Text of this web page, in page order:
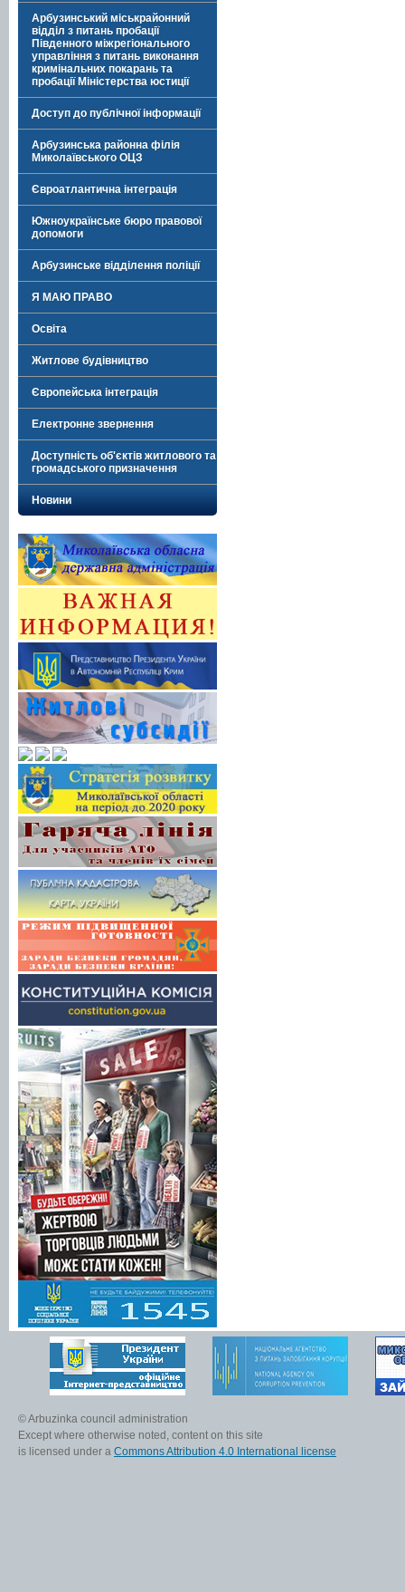
Арбузинський міськрайонний
відділ з питань пробації
Південного міжрегіонального
управління з питань виконання
кримінальних покарань та
пробації Міністерства юстиції
Доступ до публічної інформації
Арбузинська районна філія
Миколаївського ОЦЗ
Євроатлантична інтеграція
Южноукраїнське бюро правової
допомоги
Арбузинське відділення поліції
Я МАЮ ПРАВО
Освіта
Житлове будівництво
Європейська інтеграція
Електронне звернення
Доступність об'єктів житлового та
громадського призначення
Новини
© Arbuzinka council administration
Except where otherwise noted, content on this site
is licensed under a Commons Attribution 4.0 International license